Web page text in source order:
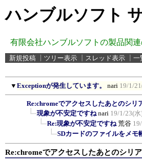
ハンブルソフト
有限会社ハンブルソフトの製品関
新規投稿 ツリー表示 スレッド表示 一
▼ Exceptionが発生しています。 nari 19/1/
Re:chromeでアクセスしたあとのシリ
現象が不安定ですね nari 19/1/23(
Re:現象が不安定ですね 荒谷
SDカードのファイルをメモ
Re:chromeでアクセスしたあとのシリ